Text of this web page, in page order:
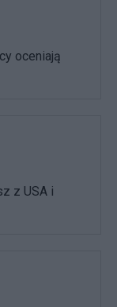
oceniają
z USA i